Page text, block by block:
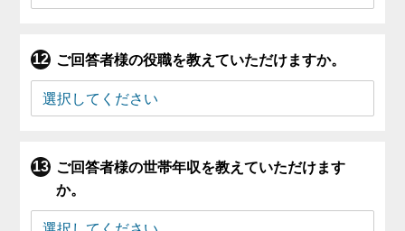
ご回答者様の役職を教えていただけますか。
ご回答者様の世帯年収を教えていただけます
か。